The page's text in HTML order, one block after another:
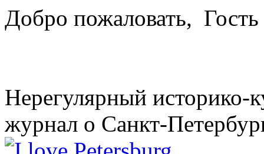
Добро пожаловать, Гость
Нерегулярный историко-
журнал о Санкт-